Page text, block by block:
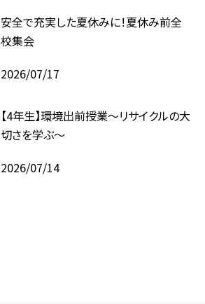
安全で充実した夏休みに！夏休み前全
校集会
2026/07/17
【4年生】環境出前授業〜リサイクルの大
切さを学ぶ〜
2026/07/14